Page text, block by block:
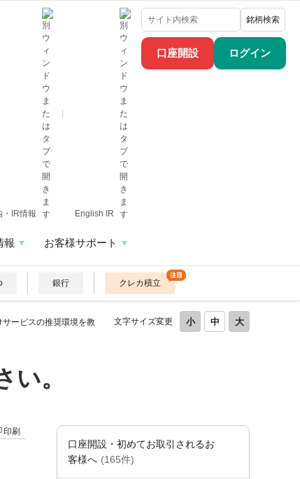
口座開設 ログイン
・IR情報 English IR
銘柄検索
報 お客様サポート
銀行 クレカ積立
文字サイズ変更
サービスの推奨環境を教
。
口座開設・初めてお取引されるお
客様へ (165件)
印刷